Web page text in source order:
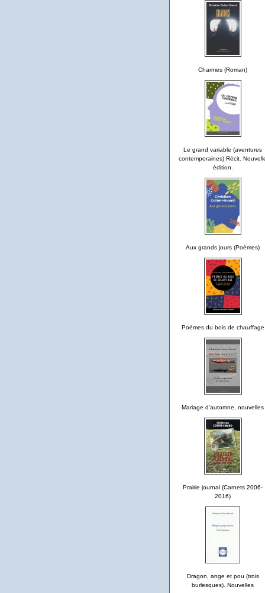
Charmes (Roman)
Le grand variable (aventures
contemporaines) Récit.
édition.
Aux grands jours (Poèmes)
Poèmes du bois de chauffage
Mariage d'automne, nouvelles
Prairie journal (Carnets 2006-
2016)
Dragon, ange et pou (trois
burlesques). Nouvelles